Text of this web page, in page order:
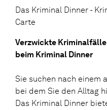
Das Kriminal Dinner -
Carte
Verzwickte
beim Kriminal Dinner
Sie suchen nach einem
bei dem Sie den Alltag
Das Kriminal Dinner